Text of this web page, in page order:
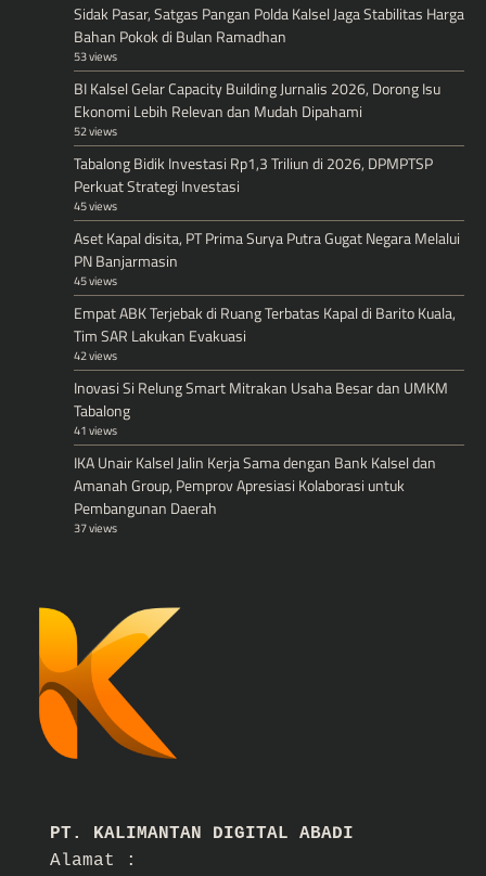
Sidak Pasar, Satgas Pangan Polda Kalsel Jaga Stabilitas Harga
Bahan Pokok di Bulan Ramadhan
53 views
BI Kalsel Gelar Capacity Building Jurnalis 2026, Dorong Isu
Ekonomi Lebih Relevan dan Mudah Dipahami
52 views
Tabalong Bidik Investasi Rp1,3 Triliun di 2026, DPMPTSP
Perkuat Strategi Investasi
45 views
Aset Kapal disita, PT Prima Surya Putra Gugat Negara Melalui
PN Banjarmasin
45 views
Empat ABK Terjebak di Ruang Terbatas Kapal di Barito Kuala,
Tim SAR Lakukan Evakuasi
42 views
Inovasi Si Relung Smart Mitrakan Usaha Besar dan UMKM
Tabalong
41 views
IKA Unair Kalsel Jalin Kerja Sama dengan Bank Kalsel dan
Amanah Group, Pemprov Apresiasi Kolaborasi untuk
Pembangunan Daerah
37 views
PT. KALIMANTAN DIGITAL ABADI
Alamat :